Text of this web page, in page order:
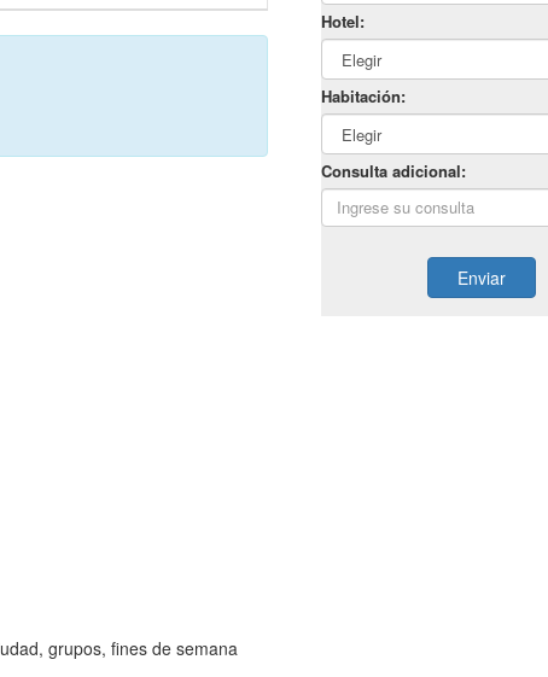
grupos, fines de semana